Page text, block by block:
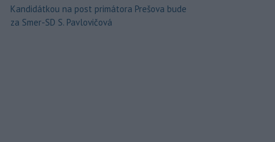
Kandidátkou na post primátora Prešova bude
za Smer-SD S. Pavlovičová